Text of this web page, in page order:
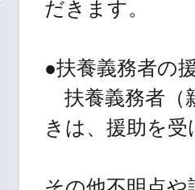
だきます。
●扶養義務者の
扶養義務者（
きは、援助を